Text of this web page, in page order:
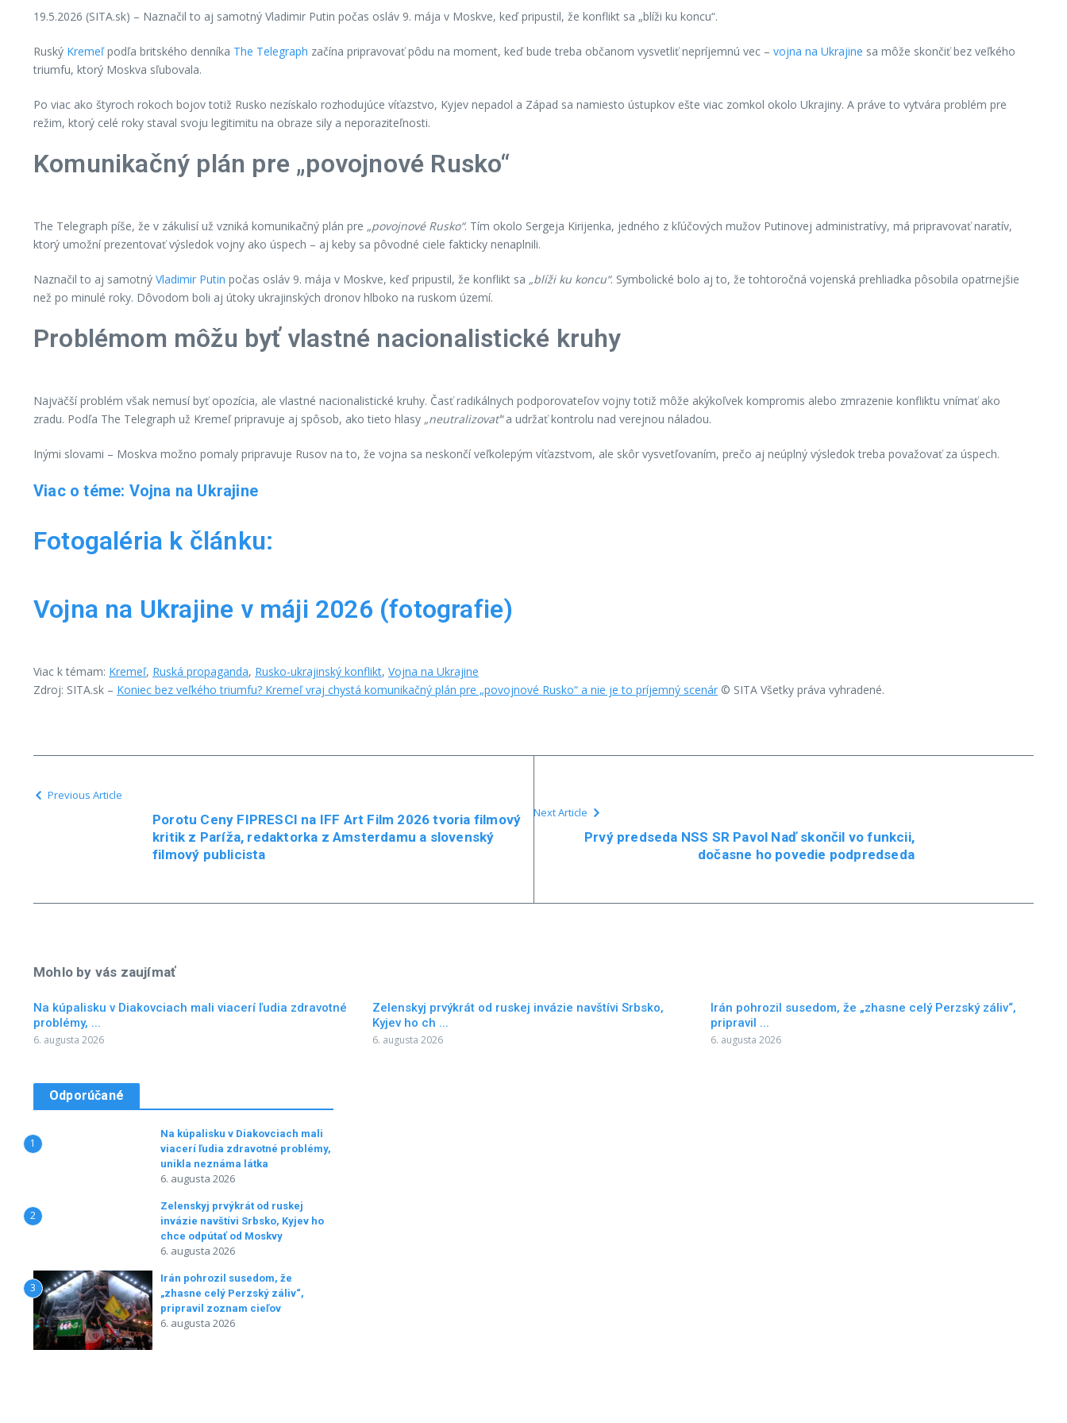
19.5.2026 (SITA.sk) – Naznačil to aj samotný Vladimir Putin počas osláv 9. mája v Moskve, keď pripustil, že konflikt sa „blíži ku koncu“.
Ruský Kremeľpodľa britského denníka The Telegraph začína pripravovať pôdu na moment, keď bude treba občanom vysvetliť nepríjemnú vec – vojna na Ukrajine sa môže skončiť bez veľkého
triumfu, ktorý Moskva sľubovala.
Po viac ako štyroch rokoch bojov totiž Rusko nezískalo rozhodujúce víťazstvo, Kyjev nepadol a Západ sa namiesto ústupkov ešte viac zomkol okolo Ukrajiny. A práve to vytvára problém pre
režim, ktorý celé roky staval svoju legitimitu na obraze sily a neporaziteľnosti.
Komunikačný plán pre „povojnové Rusko“
The Telegraph píše, že v zákulisí už vzniká komunikačný plán pre „povojnové Rusko“. Tím okolo Sergeja Kirijenka, jedného z kľúčových mužov Putinovej administratívy, má pripravovať naratív,
ktorý umožní prezentovať výsledok vojny ako úspech – aj keby sa pôvodné ciele fakticky nenaplnili.
Naznačil to aj samotný Vladimir Putin počas osláv 9. mája v Moskve, keď pripustil, že konflikt sa „blíži ku koncu“. Symbolické bolo aj to, že tohtoročná vojenská prehliadka pôsobila opatrnejšie
než po minulé roky. Dôvodom boli aj útoky ukrajinských dronov hlboko na ruskom území.
Problémom môžu byť vlastné nacionalistické kruhy
Najväčší problém však nemusí byť opozícia, ale vlastné nacionalistické kruhy. Časť radikálnych podporovateľov vojny totiž môže akýkoľvek kompromis alebo zmrazenie konfliktu vnímať ako
zradu. Podľa The Telegraph už Kremeľ pripravuje aj spôsob, ako tieto hlasy „neutralizovať“a udržať kontrolu nad verejnou náladou.
Inými slovami – Moskva možno pomaly pripravuje Rusov na to, že vojna sa neskončí veľkolepým víťazstvom, ale skôr vysvetľovaním, prečo aj neúplný výsledok treba považovať za úspech.
Viac o téme: Vojna na Ukrajine
Fotogaléria k článku:
Vojna na Ukrajine v máji 2026 (fotografie)
Viac k témam: Kremeľ, Ruská propaganda, Rusko-ukrajinský konflikt, Vojna na Ukrajine
Zdroj: SITA.sk – Koniec bez veľkého triumfu? Kremeľ vraj chystá komunikačný plán pre „povojnové Rusko“ a nie je to príjemný scenár © SITA Všetky práva vyhradené.
Previous Article
Porotu Ceny FIPRESCI na IFF Art Film 2026 tvoria filmový
kritik z Paríža, redaktorka z Amsterdamu a slovenský
filmový publicista
Next Article
Prvý predseda NSS SR Pavol Naď skončil vo funkcii,
dočasne ho povedie podpredseda
Mohlo by vás zaujímať
Na kúpalisku v Diakovciach mali viacerí ľudia zdravotné
problémy, ...
6. augusta 2026
Zelenskyj prvýkrát od ruskej invázie navštívi Srbsko,
Kyjev ho ch ...
6. augusta 2026
Irán pohrozil susedom, že „zhasne celý Perzský záliv“,
pripravil ...
6. augusta 2026
Odporúčané
1
Na kúpalisku v Diakovciach mali
viacerí ľudia zdravotné problémy,
unikla neznáma látka
6. augusta 2026
2
Zelenskyj prvýkrát od ruskej
invázie navštívi Srbsko, Kyjev ho
chce odpútať od Moskvy
6. augusta 2026
3
Irán pohrozil susedom, že
„zhasne celý Perzský záliv“,
pripravil zoznam cieľov
6. augusta 2026